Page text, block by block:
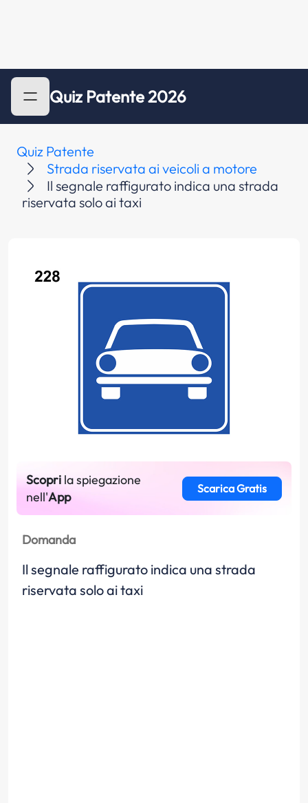
Quiz Patente 2026
Quiz Patente
Strada riservata ai veicoli a motore
Il segnale raffigurato indica una strada
riservata solo ai taxi
Scopri la spiegazione
nell'App
Scarica Gratis
Domanda
Il segnale raffigurato indica una strada
riservata solo ai taxi